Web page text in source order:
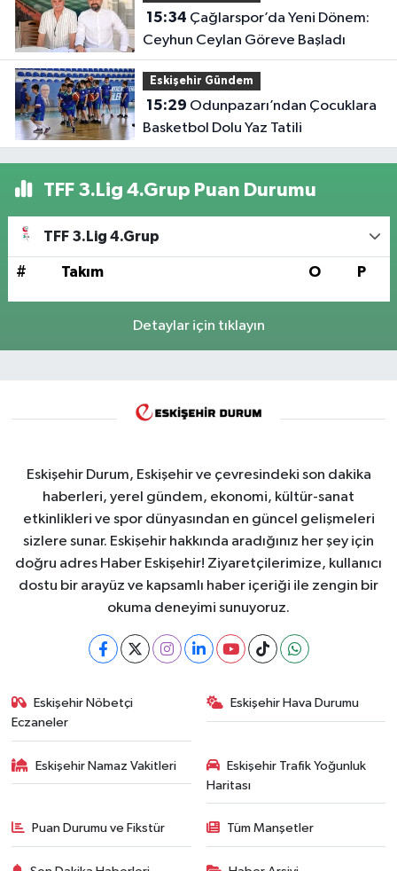
15:34
Ceyhun Ceylan Göreve Başladı
Eskişehir Gündem
15:29
Basketbol Dolu Yaz Tatili
TFF 3.Lig 4.Grup Puan Durumu
TFF 3.Lig 4.Grup
# Takım O P
Detaylar için tıklayın
Eskişehir Durum, Eskişehir ve çevresindeki son dakika
haberleri, yerel gündem, ekonomi, kültür-sanat
etkinlikleri ve spor dünyasından en güncel gelişmeleri
sizlere sunar. Eskişehir hakkında aradığınız her şey için
doğru adres Haber Eskişehir! Ziyaretçilerimize, kullanıcı
dostu bir arayüz ve kapsamlı haber içeriği ile zengin bir
okuma deneyimi sunuyoruz.
Eskişehir Nöbetçi
Eczaneler
Eskişehir Hava Durumu
Eskişehir Namaz Vakitleri
Eskişehir Trafik Yoğunluk
Haritası
Puan Durumu ve Fikstür Tüm Manşetler